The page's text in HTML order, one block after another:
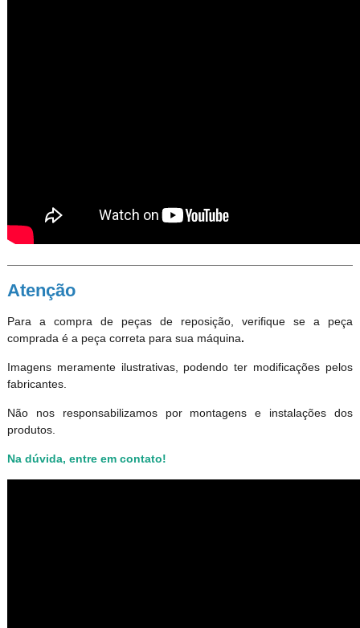
Atenção
Para a compra de peças de reposição, verifique se a peça
comprada é a peça correta para sua máquina.
Imagens meramente ilustrativas, podendo ter modificações pelos
fabricantes.
Não nos responsabilizamos por montagens e instalações dos
produtos.
Na dúvida, entre em contato!